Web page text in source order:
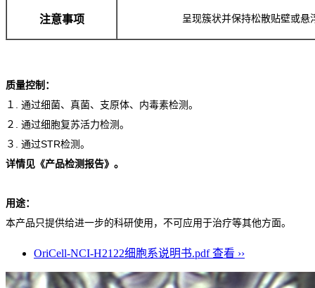
注意事项 呈现簇状并保持松散贴壁或悬
质量控制：
１. 通过细菌、真菌、支原体、内毒素检测。
２. 通过细胞复苏活力检测。
３. 通过STR检测。
详情见《产品检测报告》。
用途：
本产品只提供给进一步的科研使用，不可应用于治疗等其他方面。
OriCell-NCI-H2122细胞系说明书.pdf查看 ››